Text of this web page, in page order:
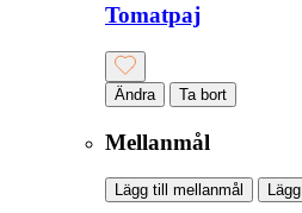
Tomatpaj
Ändra Ta bort
Mellanmål
Lägg till mellanmål